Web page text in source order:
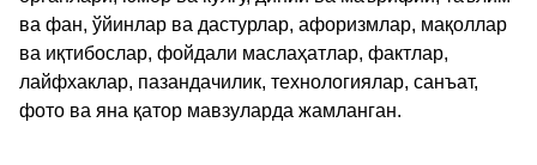
ва фан, ўйинлар ва дастурлар, афоризмлар, мақоллар
ва иқтибослар, фойдали маслаҳатлар, фактлар,
лайфхаклар, пазандачилик, технологиялар, санъат,
фото ва яна қатор мавзуларда жамланган.